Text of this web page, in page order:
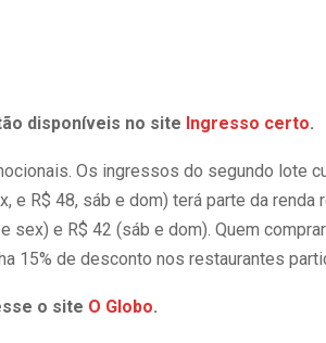
disponíveis no site Ingresso certo.
Os ingressos do segundo lote
e R$ 48, sáb e dom) terá parte da
sex) e R$ 42 (sáb e dom). Quem
15% de desconto nos restaurantes
o site O Globo.